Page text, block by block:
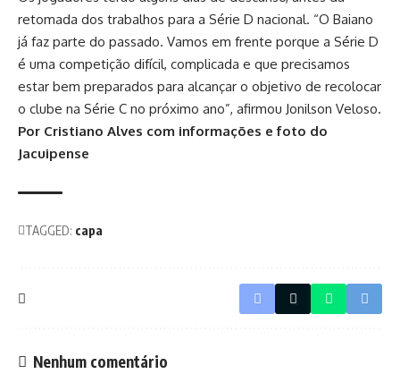
retomada dos trabalhos para a Série D nacional. “O Baiano
já faz parte do passado. Vamos em frente porque a Série D
é uma competição difícil, complicada e que precisamos
estar bem preparados para alcançar o objetivo de recolocar
o clube na Série C no próximo ano”, afirmou Jonilson Veloso.
Por Cristiano Alves com informações e foto do
Jacuipense
TAGGED: capa
Nenhum comentário